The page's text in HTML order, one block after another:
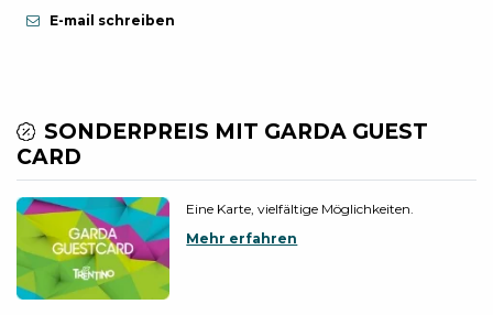
SONDERPREIS MIT GARDA GUEST
CARD
Eine Karte, vielfältige Möglichkeiten.
Mehr erfahren
E-mail schreiben